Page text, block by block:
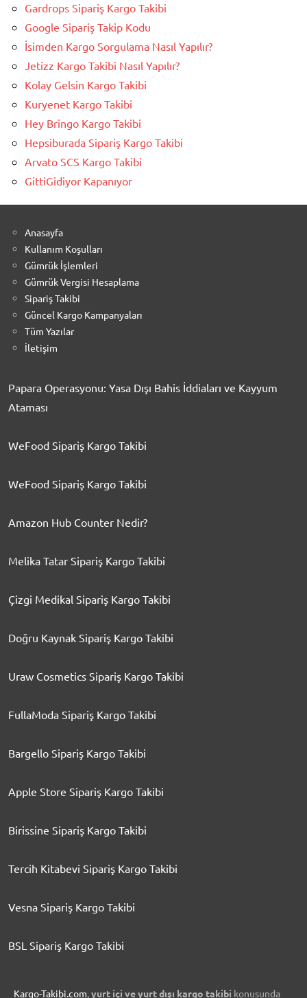
Gardrops Sipariş Kargo Takibi
Google Sipariş Takip Kodu
İsimden Kargo Sorgulama Nasıl Yapılır?
Jetizz Kargo Takibi Nasıl Yapılır?
Kolay Gelsin Kargo Takibi
Kuryenet Kargo Takibi
Hey Bringo Kargo Takibi
Hepsiburada Sipariş Kargo Takibi
Arvato SCS Kargo Takibi
GittiGidiyor Kapanıyor
Anasayfa
Kullanım Koşulları
Gümrük İşlemleri
Gümrük Vergisi Hesaplama
Sipariş Takibi
Güncel Kargo Kampanyaları
Tüm Yazılar
İletişim
Papara Operasyonu: Yasa Dışı Bahis İddiaları ve Kayyum
Ataması
WeFood Sipariş Kargo Takibi
WeFood Sipariş Kargo Takibi
Amazon Hub Counter Nedir?
Melika Tatar Sipariş Kargo Takibi
Çizgi Medikal Sipariş Kargo Takibi
Doğru Kaynak Sipariş Kargo Takibi
Uraw Cosmetics Sipariş Kargo Takibi
FullaModa Sipariş Kargo Takibi
Bargello Sipariş Kargo Takibi
Apple Store Sipariş Kargo Takibi
Birissine Sipariş Kargo Takibi
Tercih Kitabevi Sipariş Kargo Takibi
Vesna Sipariş Kargo Takibi
BSL Sipariş Kargo Takibi
Kargo-Takibi.com,yurt içi ve yurt dışı kargo takibi konusunda